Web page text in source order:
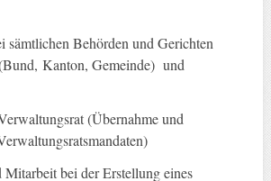
sämtlichen Behörden und Gerichten
Kanton, Gemeinde) und
(Übernahme und
Mitarbeit bei der Erstellung eines